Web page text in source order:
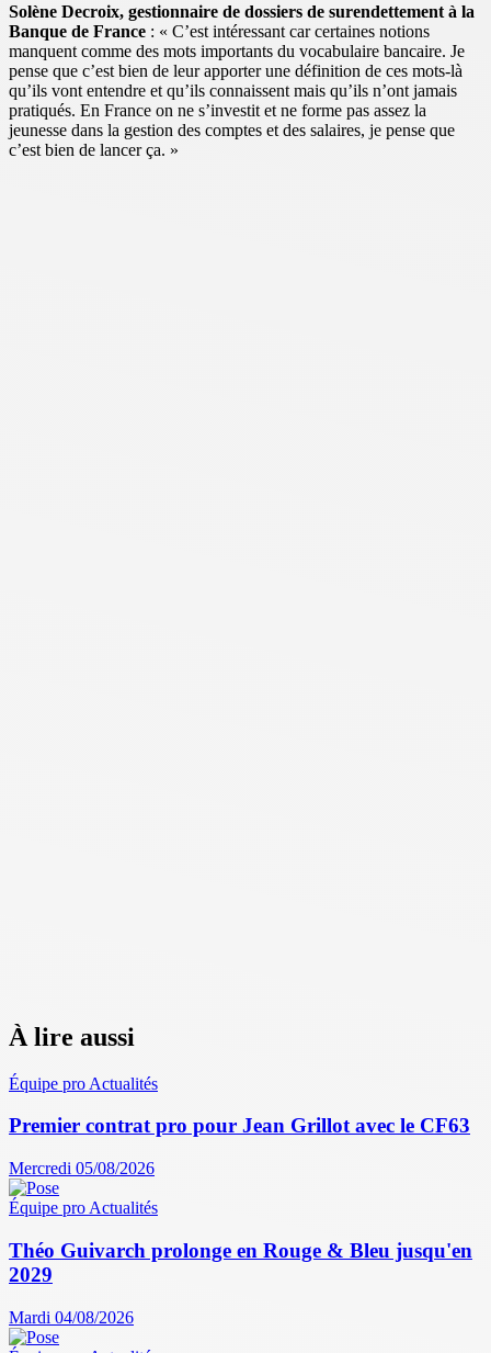
Solène Decroix, gestionnaire de dossiers de surendettement à la
Banque de France : « C’est intéressant car certaines notions
manquent comme des mots importants du vocabulaire bancaire. Je
pense que c’est bien de leur apporter une définition de ces mots-là
qu’ils vont entendre et qu’ils connaissent mais qu’ils n’ont jamais
pratiqués. En France on ne s’investit et ne forme pas assez la
jeunesse dans la gestion des comptes et des salaires, je pense que
c’est bien de lancer ça. »
À lire aussi
Équipe pro Actualités
Premier contrat pro pour Jean Grillot avec le CF63
Mercredi 05/08/2026
Équipe pro Actualités
Théo Guivarch prolonge en Rouge & Bleu jusqu'en
2029
Mardi 04/08/2026